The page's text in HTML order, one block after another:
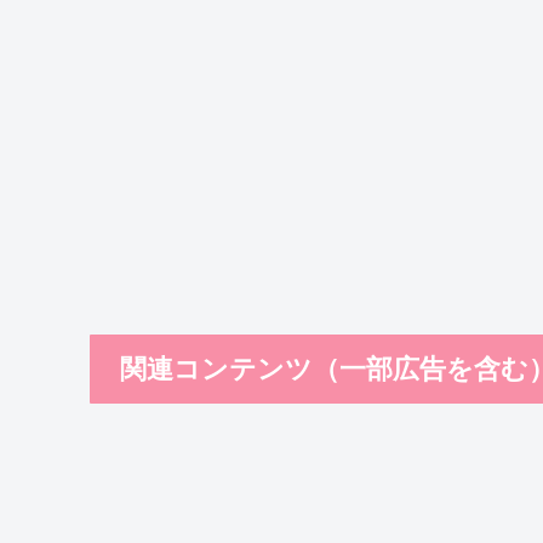
関連コンテンツ（一部広告を含む